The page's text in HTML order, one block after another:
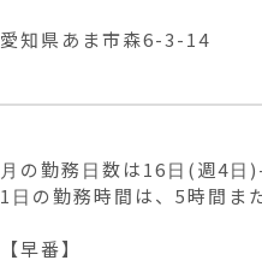
愛知県あま市森6-3-14
月の勤務日数は16日(週4日
1日の勤務時間は、5時間ま
【早番】